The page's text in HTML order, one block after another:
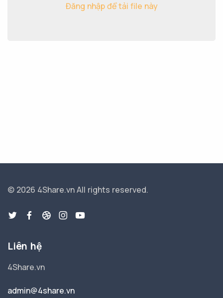
Đăng nhập để tải file này
© 2026 4Share.vnAll rights reserved.
Liên hệ
4Share.vn
admin@4share.vn